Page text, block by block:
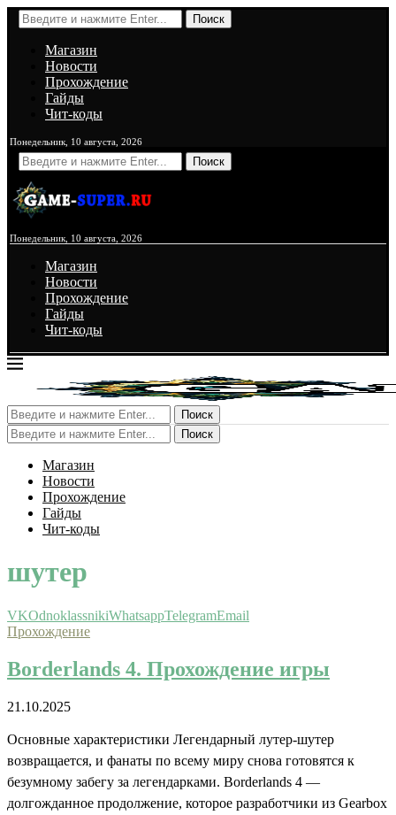
Поиск
Магазин
Новости
Прохождение
Гайды
Чит-коды
Понедельник, 10 августа, 2026
Поиск
Понедельник, 10 августа, 2026
Магазин
Новости
Прохождение
Гайды
Чит-коды
Поиск
Поиск
Магазин
Новости
Прохождение
Гайды
Чит-коды
шутер
VKOdnoklassnikiWhatsappTelegramEmail
Прохождение
Borderlands 4. Прохождение игры
21.10.2025
Основные характеристики Легендарный лутер-шутер
возвращается, и фанаты по всему миру снова готовятся к
безумному забегу за легендарками. Borderlands 4 —
долгожданное продолжение, которое разработчики из Gearbox